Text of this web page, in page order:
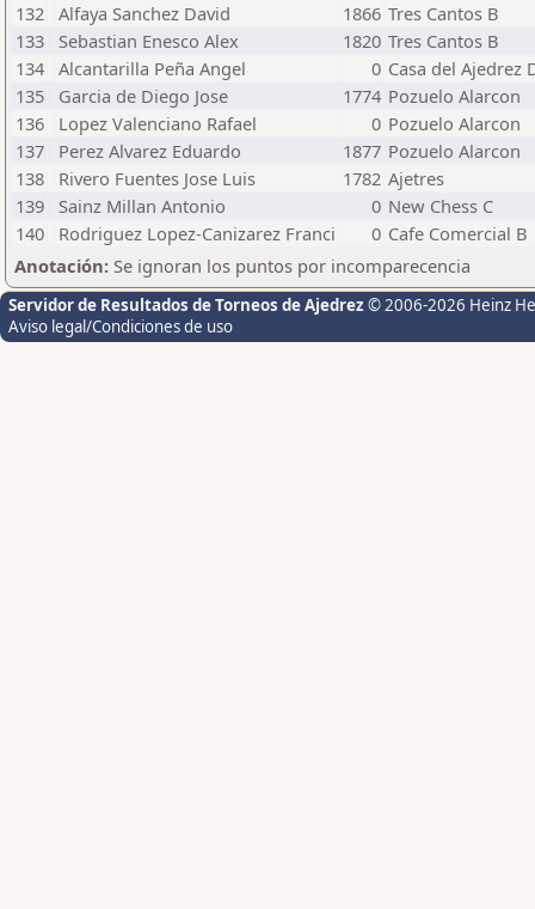
132 Alfaya Sanchez David 1866 Tres Cantos B
133
Sebastian Enesco Alex 1820 Tres Cantos B
134 Alcantarilla Peña Angel 0 Casa del Ajedrez
135
Garcia de Diego Jose 1774 Pozuelo Alarcon
136
Lopez Valenciano Rafael 0 Pozuelo Alarcon
137
Perez Alvarez Eduardo 1877 Pozuelo Alarcon
138
Rivero Fuentes Jose Luis 1782 Ajetres
139
Sainz Millan Antonio 0 New Chess C
140
Rodriguez Lopez-Canizarez Franci 0 Cafe Comercial B
Anotación: Se ignoran los puntos por incomparecencia
Servidor de Resultados de Torneos de Ajedrez © 2006-2026 Heinz
Aviso legal/Condiciones de uso